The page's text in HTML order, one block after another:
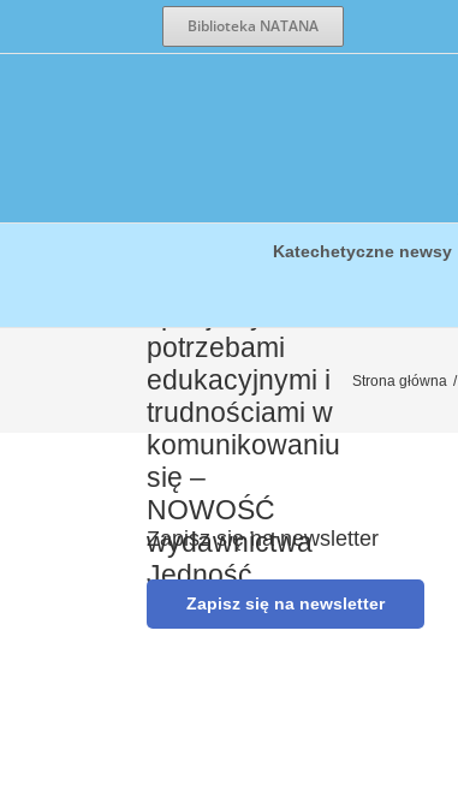
Biblioteka NATANA
Katechetyczne newsy
„Święci i
błogosławieni”
potrzebami
edukacyjnymi i
trudnościami w
komunikowaniu
się –
NOWOŚĆ
wydawnictwa
Jedność.
Strona główna /
Zapisz się na newsletter
Zapisz się na newsletter